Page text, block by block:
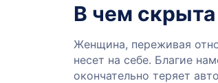
В чем
Женщина, переживая
несет на себе. Благие
окончательно теряет